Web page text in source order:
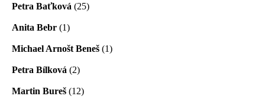
Petra Baťková (25)
Anita Bebr (1)
Michael Arnošt Beneš (1)
Petra Bílková (2)
Martin Bureš (12)